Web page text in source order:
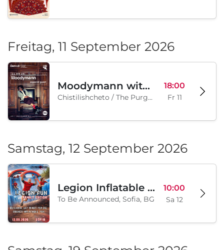
Freitag, 11 September 2026
Moodymann with special guests
Chistilishcheto / The Purgatory, Sofia, BG
18:00
Fr 11
Samstag, 12 September 2026
Legion Inflatable Family Run - Sofia
To Be Announced, Sofia, BG
10:00
Sa 12